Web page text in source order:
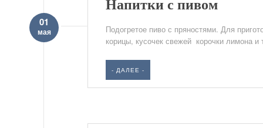
Напитки с пивом
01
мая
Подогретое пиво с пряностями. Для
корицы, кусочек свежей корочки лимона
- ДАЛЕЕ -